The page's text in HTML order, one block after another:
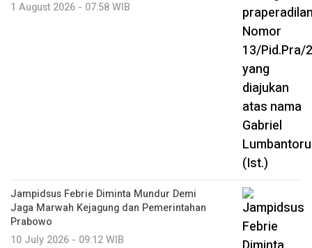
1 August 2026 - 07:58 WIB
Jampidsus Febrie Diminta Mundur Demi
Jaga Marwah Kejagung dan Pemerintahan
Prabowo
10 July 2026 - 09:12 WIB